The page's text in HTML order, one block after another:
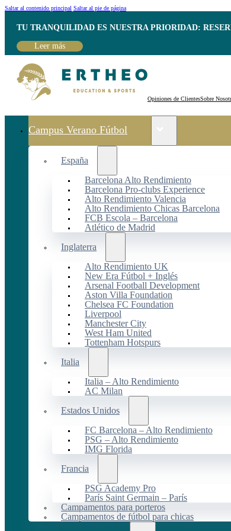
Saltar al contenido principal Saltar al pie de página
TU TRANQUILIDAD ES NUESTRA PRIORIDAD:
Leer más
Opiniones de ClientesSobre
Campus Verano Fútbol
España
Barcelona Alto Rendimiento
Barcelona Pro-clubs Experience
Alto Rendimiento Valencia
Alto Rendimiento Chicas Barcelona
FCB Escola – Barcelona
Atlético de Madrid
Inglaterra
Alto Rendimiento UK
New Era Fútbol + Inglés
Arsenal Football Development
Aston Villa Foundation
Chelsea FC Foundation
Liverpool
Manchester City
West Ham United
Tottenham Hotspurs
Italia
Italia – Alto Rendimiento
AC Milan
Estados Unidos
FC Barcelona – Alto Rendimiento
PSG – Alto Rendimiento
IMG Florida
Francia
PSG Academy Pro
París Saint Germain – París
Campamentos para porteros
Campamentos de fútbol para chicas